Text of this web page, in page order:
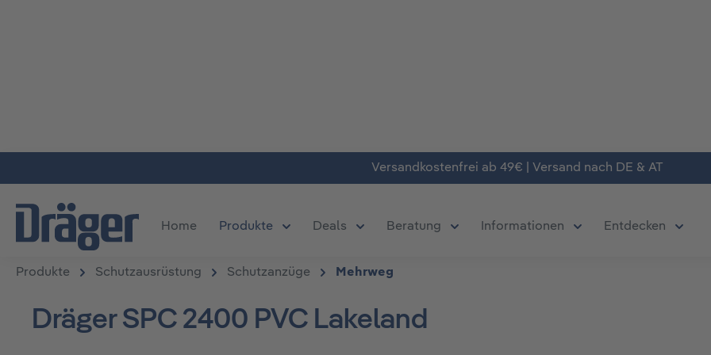
Versandkostenfrei ab 49€ | Versand nach DE & AT
Home Produkte
Öffne oder Schließe das Dropdown der Kategorie Produkte
Deals
Öffne oder Schließe das Dropdown der Kategorie Deals
Beratung Informationen
Öffne oder Schließe
Entdecken
Öffne
Produkte Schutzausrüstung Schutzanzüge Mehrweg
Dräger SPC 2400 PVC Lakeland